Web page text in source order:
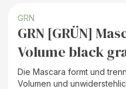
GRN
GRN [GRÜN]
Volume black
Die Mascara formt und
Volumen und